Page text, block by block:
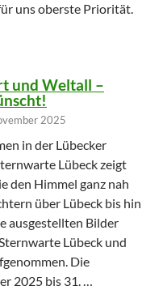
uns oberste Priorität.
und Weltall –
2025
in der Lübecker
Lübeck zeigt
den Himmel ganz nah
über Lübeck bis hin
ausgestellten Bilder
Lübeck und
Die
2025 bis 31. …